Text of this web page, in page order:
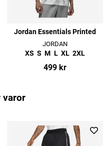
Jordan Essentials Printed
JORDAN
XS S M L XL 2XL
499 kr
varor